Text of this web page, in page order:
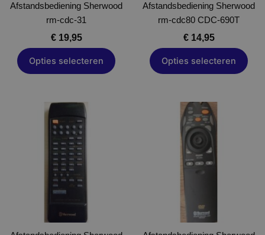
Afstandsbediening Sherwood
rm-cdc-31
€19,95
Opties selecteren
worden
op
de
productpagina
Afstandsbediening Sherwood
rm-cdc80 CDC-690T
€14,95
Opties selecteren
worden
op
de
productpagina
product
heeft
meerdere
variaties.
Deze
optie
gekozen
Dit
product
heeft
meerdere
variaties.
kan
gekozen